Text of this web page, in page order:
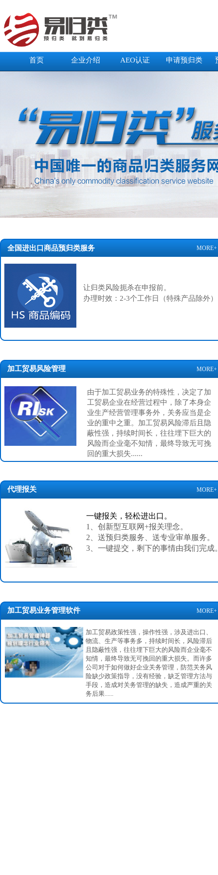
首页 企业介绍 AEO认证 申请预归类
全国进出口商品预归类服务 MORE+
让归类风险扼杀在申报前。
办理时效：2-3个工作日
（特殊产品除外）
加工贸易风险管理 MORE+
由于加工贸易业务的特殊性，决定了加
工贸易企业在经营过程中，除了本身企
业生产经营管理事务外，关务应当是企
业的重中之重。加工贸易风险滞后且隐
蔽性强，持续时间长，往往埋下巨大的
风险而企业毫不知情，最终导致无可挽
回的重大损失......
代理报关 MORE+
一键报关，轻松进出口。
1
、创新型互联网+报关理念。
2 、送预归类服务、送专业审单服务。
3 、一键提交，剩下的事情由我们完成
加工贸易业务管理软件 MORE+
加工贸易政策性强，操作性强，涉及进出口、
物流、生产等事务多，持续时间长，风险滞后
且隐蔽性强，往往埋下巨大的风险而企业毫不
知情，最终导致无可挽回的重大损失。而许多
公司对于如何做好企业关务管理，防范关务风
险缺少政策指导，没有经验，缺乏管理方法与
手段，造成对关务管理的缺失，造成严重的关
务后果......